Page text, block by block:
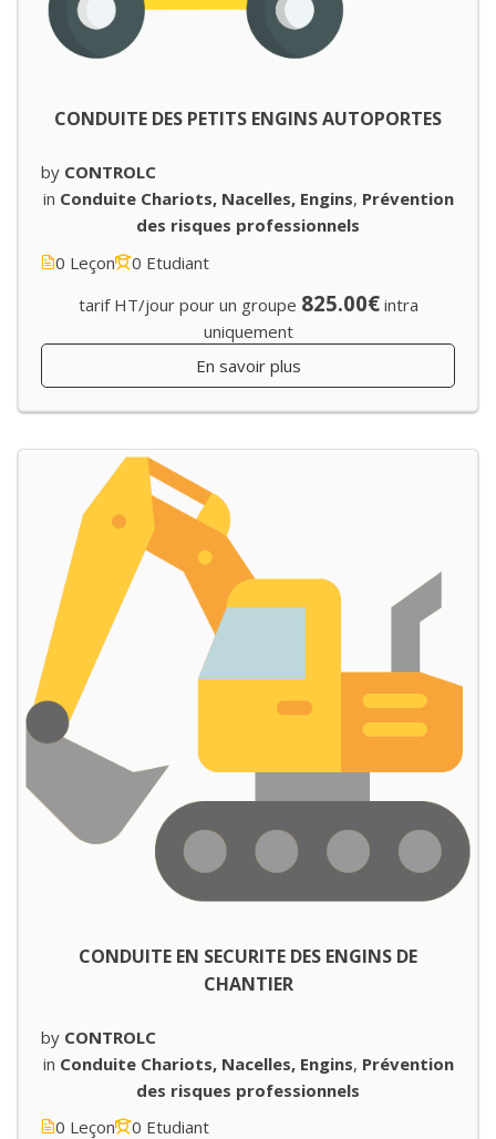
CONDUITE DES PETITS ENGINS AUTOPORTES
by CONTROLC
in Conduite Chariots, Nacelles, Engins, Prévention
des risques professionnels
0 Leçon
0 Etudiant
tarif HT/jour pour un groupe 825.00€ intra
uniquement
En savoir plus
CONDUITE EN SECURITE DES ENGINS DE
CHANTIER
by CONTROLC
in Conduite Chariots, Nacelles, Engins, Prévention
des risques professionnels
0 Leçon
0 Etudiant